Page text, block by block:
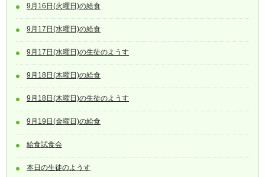
9月16日(火曜日)の給食
9月17日(水曜日)の給食
9月17日(水曜日)の生徒のようす
9月18日(木曜日)の給食
9月18日(木曜日)の生徒のようす
9月19日(金曜日)の給食
給食試食会
本日の生徒のようす